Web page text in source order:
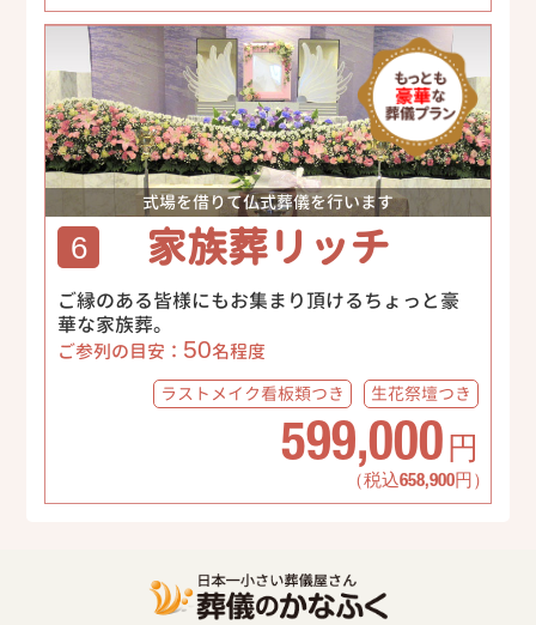
式場を借りて仏式葬儀を行います
6 家族葬リッチ
ご縁のある皆様にもお集まり頂けるちょっと豪
華な家族葬。
ご参列の目安： 50名程度
ラストメイク看板類つき 生花祭壇つき
599,000 円
（税込658,900円）